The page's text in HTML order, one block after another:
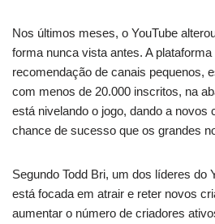
Nos últimos meses, o YouTube
forma nunca vista antes. A
recomendação de canais pequenos,
com menos de 20.000 inscritos, na
está nivelando o jogo, dando a novos
chance de sucesso que os grandes
Segundo Todd Bri, um dos líderes do
está focada em atrair e reter novos
aumentar o número de criadores